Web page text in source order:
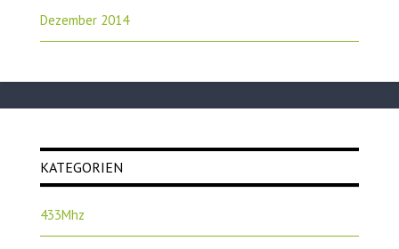
Dezember 2014
KATEGORIEN
433Mhz